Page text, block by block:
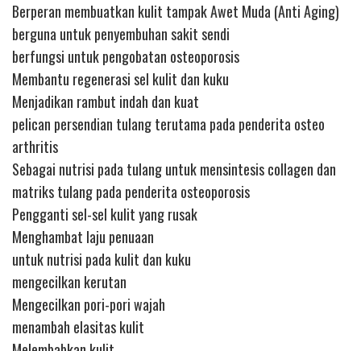
Berperan membuatkan kulit tampak Awet Muda (Anti Aging)
berguna untuk penyembuhan sakit sendi
berfungsi untuk pengobatan osteoporosis
Membantu regenerasi sel kulit dan kuku
Menjadikan rambut indah dan kuat
pelican persendian tulang terutama pada penderita osteo
arthritis
Sebagai nutrisi pada tulang untuk mensintesis collagen dan
matriks tulang pada penderita osteoporosis
Pengganti sel-sel kulit yang rusak
Menghambat laju penuaan
untuk nutrisi pada kulit dan kuku
mengecilkan kerutan
Mengecilkan pori-pori wajah
menambah elasitas kulit